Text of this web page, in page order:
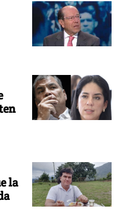
la